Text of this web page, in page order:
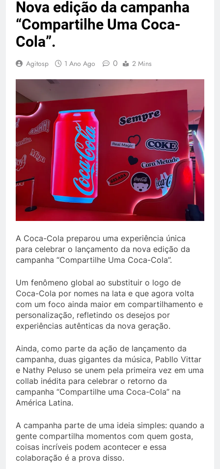
Nova edição da campanha
“Compartilhe Uma Coca-
Cola”.
Agitosp 1 Ano Ago 0 2 Mins
A Coca-Cola preparou uma experiência única
para celebrar o lançamento da nova edição da
campanha “Compartilhe Uma Coca-Cola”.
Um fenômeno global ao substituir o logo de
Coca-Cola por nomes na lata e que agora volta
com um foco ainda maior em compartilhamento e
personalização, refletindo os desejos por
experiências autênticas da nova geração.
Ainda, como parte da ação de lançamento da
campanha, duas gigantes da música, Pabllo Vittar
e Nathy Peluso se unem pela primeira vez em uma
collab inédita para celebrar o retorno da
campanha “Compartilhe uma Coca-Cola” na
América Latina.
A campanha parte de uma ideia simples: quando a
gente compartilha momentos com quem gosta,
coisas incríveis podem acontecer e essa
colaboração é a prova disso.